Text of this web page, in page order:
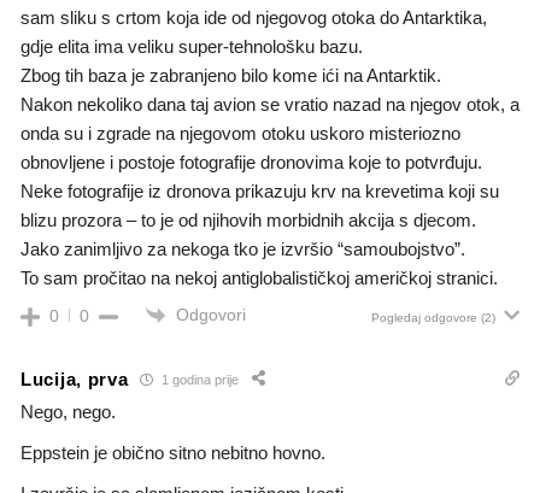
sam sliku s crtom koja ide od njegovog otoka do Antarktika,
gdje elita ima veliku super-tehnološku bazu.
Zbog tih baza je zabranjeno bilo kome ići na Antarktik.
Nakon nekoliko dana taj avion se vratio nazad na njegov otok, a
onda su i zgrade na njegovom otoku uskoro misteriozno
obnovljene i postoje fotografije dronovima koje to potvrđuju.
Neke fotografije iz dronova prikazuju krv na krevetima koji su
blizu prozora – to je od njihovih morbidnih akcija s djecom.
Jako zanimljivo za nekoga tko je izvršio “samoubojstvo”.
To sam pročitao na nekoj antiglobalističkoj američkoj stranici.
0 0 Odgovori Pogledaj odgovore (2)
Lucija, prva 1 godina prije
Nego, nego.
Eppstein je obično sitno nebitno hovno.